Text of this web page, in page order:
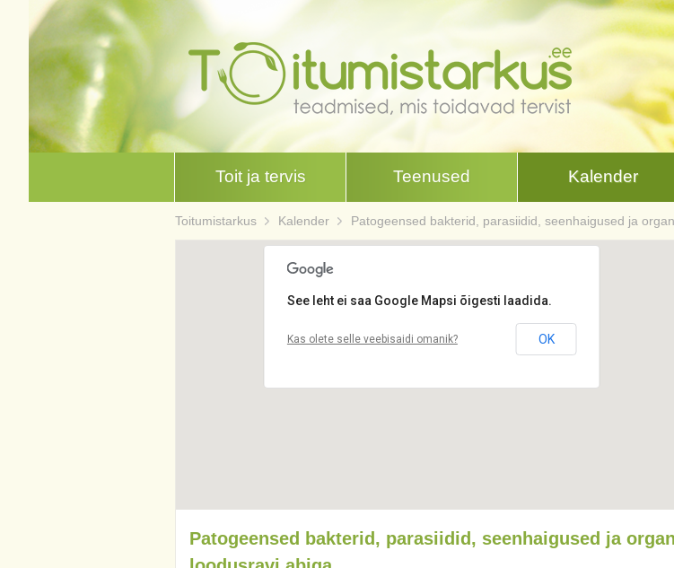
Toit ja tervis Teenused Kalender
Toitumistarkus Kalender Patogeensed bakterid, parasiidid, seenhaigused ja
See leht ei saa Google Mapsi õigesti laadida.
Kas olete selle veebisaidi omanik? OK
Patogeensed bakterid, parasiidid, seenhaigused ja